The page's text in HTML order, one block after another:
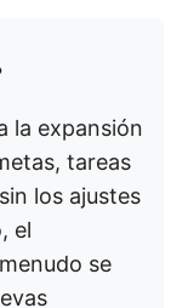
la expansión
tareas
los ajustes
el
se